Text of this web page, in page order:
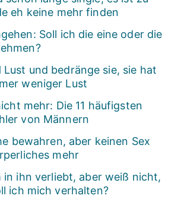
eh keine mehr finden
Soll ich die eine oder die
Lust und bedränge sie, sie hat
weniger Lust
mehr: Die 11 häufigsten
von Männern
bewahren, aber keinen Sex
mehr
in ihn verliebt, aber weiß nicht,
ich mich verhalten?